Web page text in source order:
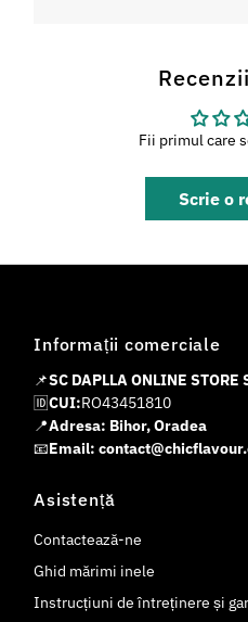
Fii primul care
Scrie o
Informații comerciale
📌SC DAPLLA ONLINE STORE
🆔CUI:RO43451810
📍Adresa: Bihor, Oradea
📧Email:
Asistență
Contactează-ne
Ghid mărimi inele
Instrucțiuni de întreținere și